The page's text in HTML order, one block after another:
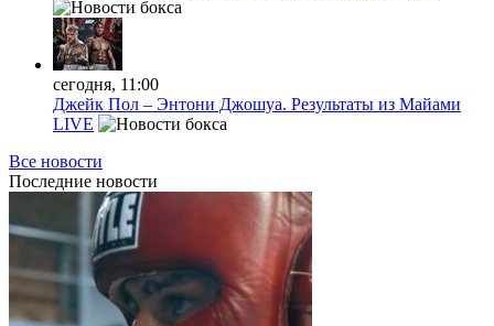
сегодня, 11:00
Джейк Пол – Энтони Джошуа. Результаты из Майами
LIVE
Все новости
Последние новости